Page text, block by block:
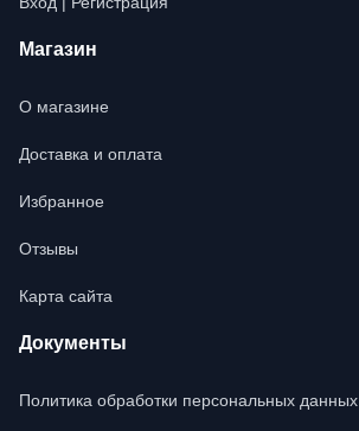
Магазин
О магазине
Доставка и оплата
Избранное
Отзывы
Карта сайта
Документы
Политика обработки персональных данных